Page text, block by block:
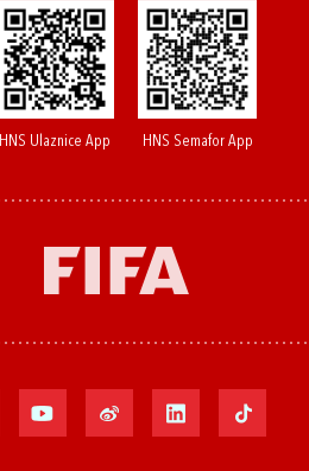
HNS Ulaznice App HNS Semafor App